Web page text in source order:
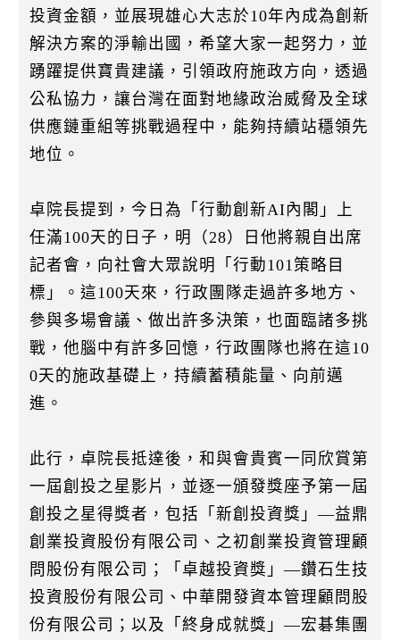
投資金額，並展現雄心大志於10年內成為創新
解決方案的淨輸出國，希望大家一起努力，並
踴躍提供寶貴建議，引領政府施政方向，透過
公私協力，讓台灣在面對地緣政治威脅及全球
供應鏈重組等挑戰過程中，能夠持續站穩領先
地位。
卓院長提到，今日為「行動創新AI內閣」上
任滿100天的日子，明（28）日他將親自出席
記者會，向社會大眾說明「行動101策略目
標」。這100天來，行政團隊走過許多地方、
參與多場會議、做出許多決策，也面臨諸多挑
戰，他腦中有許多回憶，行政團隊也將在這10
0天的施政基礎上，持續蓄積能量、向前邁
進。
此行，卓院長抵達後，和與會貴賓一同欣賞第
一屆創投之星影片，並逐一頒發獎座予第一屆
創投之星得獎者，包括「新創投資獎」—益鼎
創業投資股份有限公司、之初創業投資管理顧
問股份有限公司；「卓越投資獎」—鑽石生技
投資股份有限公司、中華開發資本管理顧問股
份有限公司；以及「終身成就獎」—宏碁集團